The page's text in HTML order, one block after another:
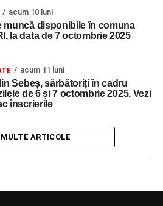
acum 10 luni
muncă disponibile în comuna
la data de 7 octombrie 2025
acum 11 luni
Sebeș, sărbătoriți în cadru
de 6 și 7 octombrie 2025. Vezi
înscrierile
ARTICOLE